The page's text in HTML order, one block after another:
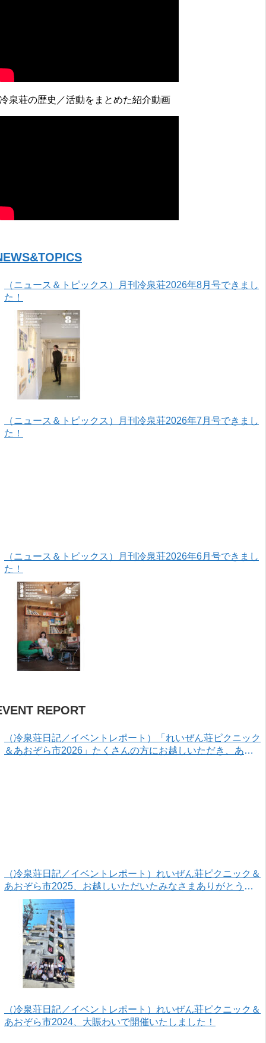
泉荘の歴史／活動をまとめた紹介動画
（ニュース＆トピックス）月刊冷泉荘2026年8月号できまし
た！
（ニュース＆トピックス）月刊冷泉荘2026年7月号できまし
た！
（ニュース＆トピックス）月刊冷泉荘2026年6月号できまし
た！
REPORT
（冷泉荘日記／イベントレポート）「れいぜん荘ピクニック
＆あおぞら市2026」たくさんの方にお越しいただき、あり
（冷泉荘日記／イベントレポート）れいぜん荘ピクニック＆
あおぞら市2025、お越しいただいたみなさまありがとうご
ざいました！
（冷泉荘日記／イベントレポート）れいぜん荘ピクニック＆
あおぞら市2024、大賑わいで開催いたしました！